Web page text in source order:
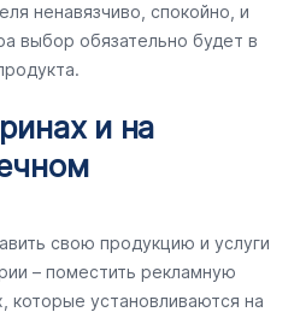
ненавязчиво, спокойно, и
выбор обязательно будет в
и на
свою продукцию и услуги
– поместить рекламную
установливаются на